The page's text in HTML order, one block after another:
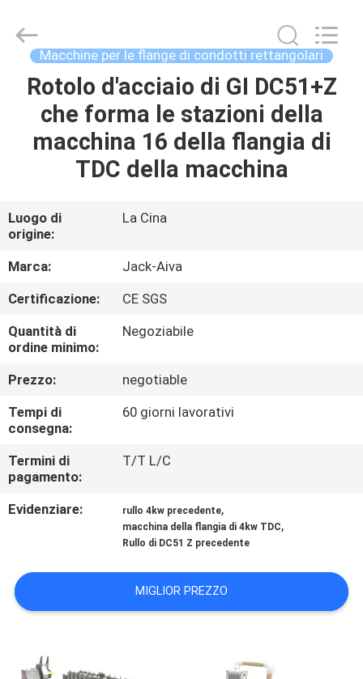
CASA.
PRODOTTI
DI
NOI
VISITA
ALLA
FABBRICA
CONTROLLO
DELLA
QUALITÀ
CONTATTACI
CHIEDI UN
MACHINERY
Reserved.
Macchine per le flange di condotti rettangolari
Rotolo d'acciaio di GI DC51+Z
che forma le stazioni della
macchina 16 della flangia di
TDC della macchina
Luogo di
origine:
La Cina
Marca:
Jack-Aiva
Certificazione:
CE SGS
Quantità di
ordine minimo:
Negoziabile
Prezzo:
negotiable
Tempi di
consegna:
60 giorni lavorativi
Termini di
pagamento:
T/T L/C
Evidenziare: rullo 4kw precedente,
macchina della flangia di 4kw TDC,
Rullo di DC51 Z precedente
MIGLIOR PREZZO